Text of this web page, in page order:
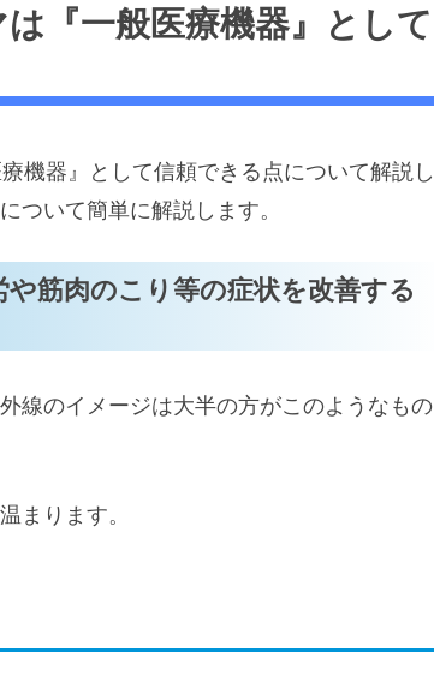
『一般医療機器』として
機器』として信頼できる点について解説し
ついて簡単に解説します。
筋肉のこり等の症状を改善する
線のイメージは大半の方がこのようなもの
まります。